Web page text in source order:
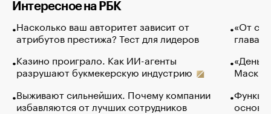
Интересное на РБК
Насколько ваш авторитет зависит от
атрибутов престижа? Тест для лидеров
Казино проиграло. Как ИИ-агенты
разрушают букмекерскую индустрию
Выживают сильнейших. Почему компании
избавляются от лучших сотрудников
«От
глава
Маск в
основ